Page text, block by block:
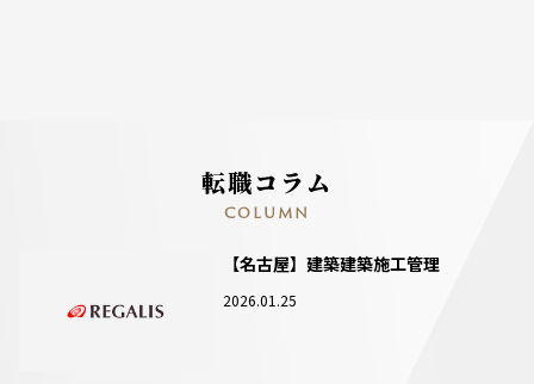
転職コラム
COLUMN
【名古屋】建築建築施工管理
2026.01.25